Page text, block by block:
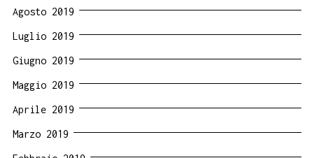
Agosto 2019
Luglio 2019
Giugno 2019
Maggio 2019
Aprile 2019
Marzo 2019